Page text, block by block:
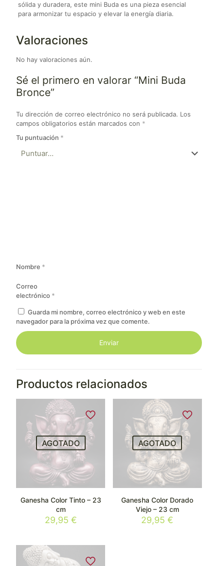
sólida y duradera, este mini Buda es una pieza esencial
para armonizar tu espacio y elevar la energía diaria.
Valoraciones
No hay valoraciones aún.
Sé el primero en valorar “Mini Buda
Bronce”
Tu dirección de correo electrónico no será publicada. Los
campos obligatorios están marcados con *
Tu puntuación *
Nombre *
Correo
electrónico *
Guarda mi nombre, correo electrónico y web en este
navegador para la próxima vez que comente.
Productos relacionados
AGOTADO
Ganesha Color Tinto – 23
cm
29,95 €
AGOTADO
Ganesha Color Dorado
Viejo – 23 cm
29,95€